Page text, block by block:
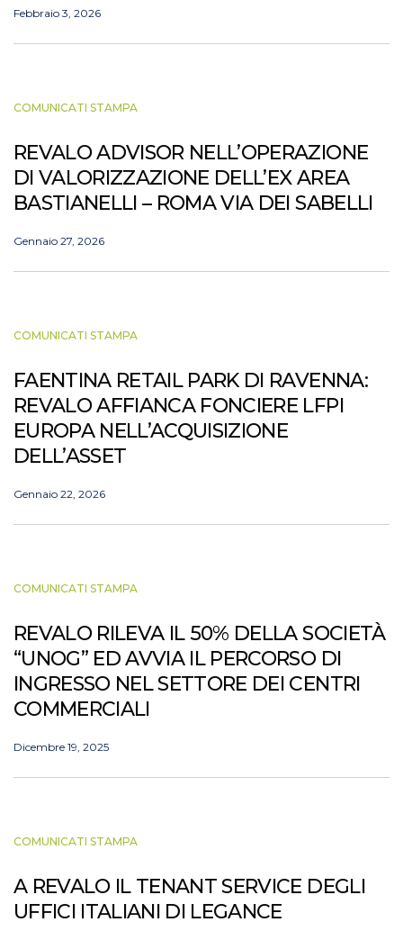
Febbraio 3, 2026
COMUNICATI STAMPA
REVALO ADVISOR NELL’OPERAZIONE
DI VALORIZZAZIONE DELL’EX AREA
BASTIANELLI – ROMA VIA DEI SABELLI
Gennaio 27, 2026
COMUNICATI STAMPA
FAENTINA RETAIL PARK DI RAVENNA:
REVALO AFFIANCA FONCIERE LFPI
EUROPA NELL’ACQUISIZIONE
DELL’ASSET
Gennaio 22, 2026
COMUNICATI STAMPA
REVALO RILEVA IL 50% DELLA SOCIETÀ
“UNOG” ED AVVIA IL PERCORSO DI
INGRESSO NEL SETTORE DEI CENTRI
COMMERCIALI
Dicembre 19, 2025
COMUNICATI STAMPA
A REVALO IL TENANT SERVICE DEGLI
UFFICI ITALIANI DI LEGANCE